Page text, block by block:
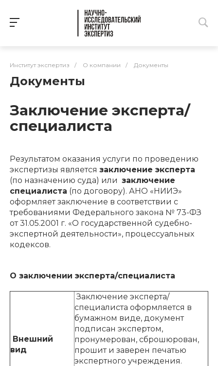
Институт экспертиз / О компании / Документы
Документы
Заключение эксперта/
специалиста
Результатом оказания услуги по проведению
экспертизы является заключение эксперта
(по назначению суда) или заключение
специалиста (по договору). АНО «НИИЭ»
оформляет заключение в соответствии с
требованиями Федерального закона № 73-ФЗ
от 31.05.2001 г. «О государственной судебно-
экспертной деятельности», процессуальных
кодексов.
О заключении эксперта/специалиста
Внешний
вид
Заключение эксперта/
специалиста оформляется в
бумажном виде, документ
подписан экспертом,
пронумерован, сброшюрован,
прошит и заверен печатью
экспертного учреждения.